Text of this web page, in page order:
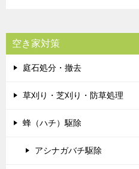
空き家対策
庭石処分・撤去
草刈り・芝刈り・防草処理
蜂（ハチ）駆除
アシナガバチ駆除